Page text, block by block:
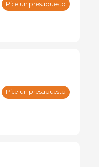
Pide un presupuesto
Pide un presupuesto